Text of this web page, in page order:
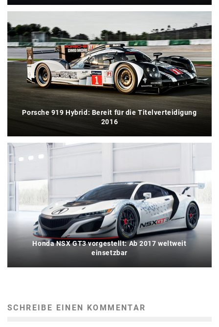
Porsche 919 Hybrid: Bereit für die Titelverteidigung
2016
Honda NSX GT3 vorgestellt: Ab 2017 weltweit
einsetzbar
SCHREIBE EINEN KOMMENTAR